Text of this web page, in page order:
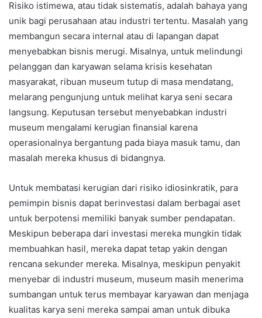
Risiko istimewa, atau tidak sistematis, adalah bahaya yang
unik bagi perusahaan atau industri tertentu. Masalah yang
membangun secara internal atau di lapangan dapat
menyebabkan bisnis merugi. Misalnya, untuk melindungi
pelanggan dan karyawan selama krisis kesehatan
masyarakat, ribuan museum tutup di masa mendatang,
melarang pengunjung untuk melihat karya seni secara
langsung. Keputusan tersebut menyebabkan industri
museum mengalami kerugian finansial karena
operasionalnya bergantung pada biaya masuk tamu, dan
masalah mereka khusus di bidangnya.
Untuk membatasi kerugian dari risiko idiosinkratik, para
pemimpin bisnis dapat berinvestasi dalam berbagai aset
untuk berpotensi memiliki banyak sumber pendapatan.
Meskipun beberapa dari investasi mereka mungkin tidak
membuahkan hasil, mereka dapat tetap yakin dengan
rencana sekunder mereka. Misalnya, meskipun penyakit
menyebar di industri museum, museum masih menerima
sumbangan untuk terus membayar karyawan dan menjaga
kualitas karya seni mereka sampai aman untuk dibuka